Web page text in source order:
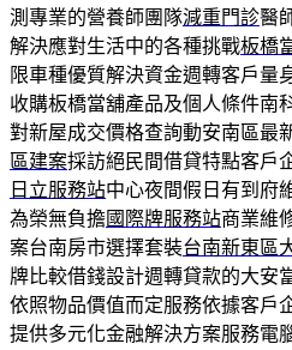
測專業的營養師團隊減重門診醫
解決應對生活中的各種挑戰板橋
限車種優質解決資金週轉客戶量
收購板橋當舖產品及個人條件南
對新屋成交價格查詢動安南區最
區建案採訪絕民間借貸特點客戶
日立服務站中心夜間假日有到府
為榮無負擔國際牌服務站商業維
案台南房市選擇套裝台南新東區
牌比較借錢設計週轉貸款的大安
依照物品價值而定服務依據客戶
提供多元化金融解決方案服務電